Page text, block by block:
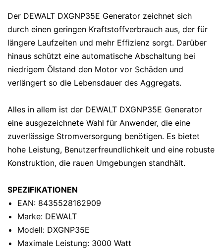
Der DEWALT DXGNP35E Generator zeichnet sich
durch einen geringen Kraftstoffverbrauch aus, der für
längere Laufzeiten und mehr Effizienz sorgt. Darüber
hinaus schützt eine automatische Abschaltung bei
niedrigem Ölstand den Motor vor Schäden und
verlängert so die Lebensdauer des Aggregats.
Alles in allem ist der DEWALT DXGNP35E Generator
eine ausgezeichnete Wahl für Anwender, die eine
zuverlässige Stromversorgung benötigen. Es bietet
hohe Leistung, Benutzerfreundlichkeit und eine robuste
Konstruktion, die rauen Umgebungen standhält.
SPEZIFIKATIONEN
EAN: 8435528162909
Marke: DEWALT
Modell: DXGNP35E
Maximale Leistung: 3000 Watt